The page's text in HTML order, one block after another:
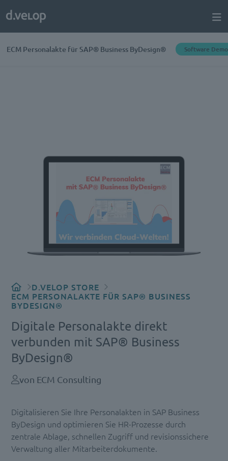
ECM Personalakte für SAP® Business ByDesign® Software Demo
D.VELOP STORE
ECM PERSONALAKTE FÜR SAP® BUSINESS
BYDESIGN®
Digitale Personalakte direkt
verbunden mit SAP® Business
ByDesign®
von ECM Consulting
Digitalisieren Sie Ihre Personalakten in SAP Business
ByDesign und optimieren Sie HR-Prozesse durch
zentrale Ablage, schnellen Zugriff und revisionssichere
Verwaltung aller Mitarbeiterdokumente.